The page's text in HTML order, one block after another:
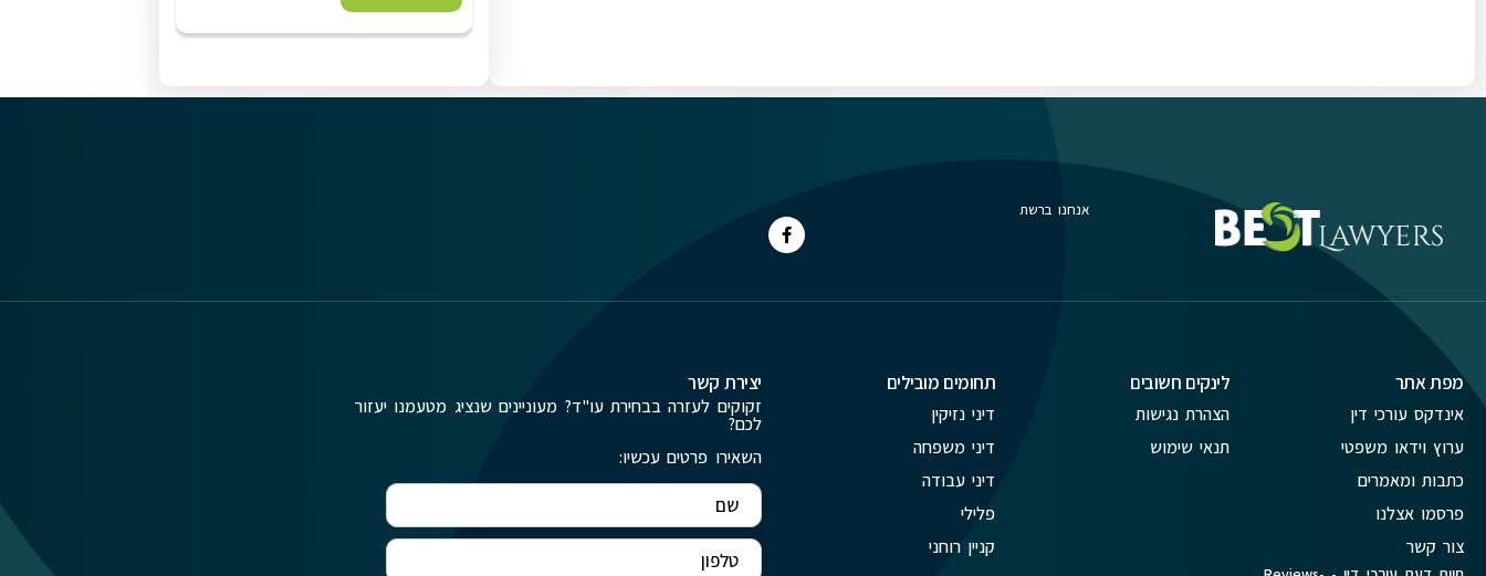
אנחנו ברשת
מפת אתר
אינדקס עורכי דין
ערוץ וידאו משפטי
כתבות ומאמרים
פרסמו אצלנו
צור קשר
לינקים חשובים
הצהרת נגישות
תנאי שימוש
תחומים מובילים
דיני נזיקין
דיני משפחה
דיני עבודה
פלילי
קניין רוחני
יצירת קשר
זקוקים לעזרה בבחירת עו"ד? מעוניינים שנציג מטעמנו יעזור
לכם?
השאירו פרטים עכשיו: